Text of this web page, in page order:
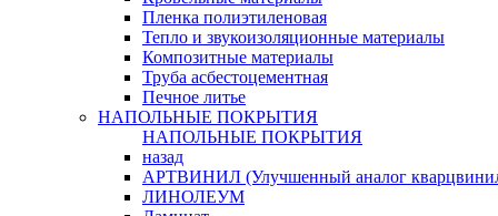
Пленка полиэтиленовая
Тепло и звукоизоляционные материалы
Композитные материалы
Труба асбестоцементная
Печное литье
НАПОЛЬНЫЕ ПОКРЫТИЯ
НАПОЛЬНЫЕ ПОКРЫТИЯ
назад
АРТВИНИЛ (Улучшенный аналог
ЛИНОЛЕУМ